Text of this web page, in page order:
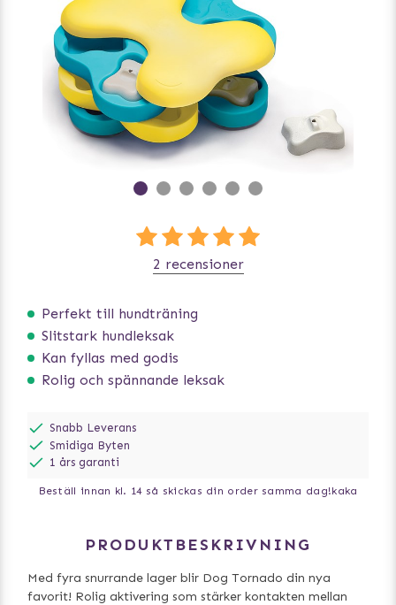
Perfekt till hundträning
Slitstark hundleksak
Kan fyllas med godis
Rolig och spännande leksak
2 recensioner
Snabb Leverans
Smidiga Byten
1 års garanti
Beställ innan kl. 14 så skickas din order samma dag!kaka
PRODUKTBESKRIVNING
Med fyra snurrande lager blir Dog Tornado din nya
favorit! Rolig aktivering som stärker kontakten mellan